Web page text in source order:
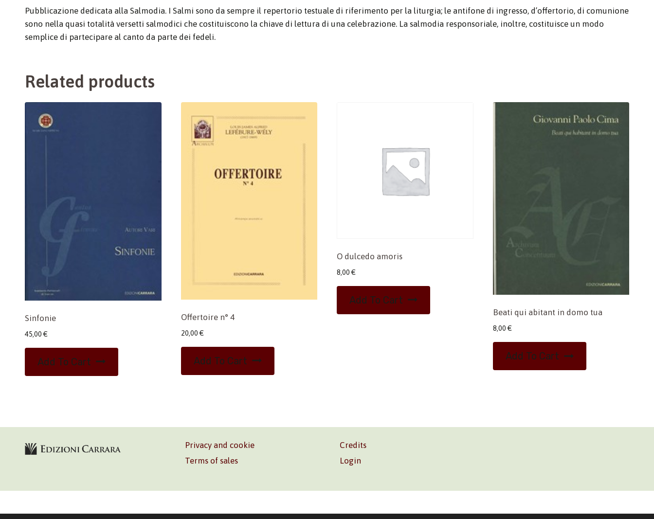
Pubblicazione dedicata alla Salmodia. I Salmi sono da sempre il repertorio testuale di riferimento per la liturgia; le antifone di ingresso, d’offertorio, di comunione
sono nella quasi totalità versetti salmodici che costituiscono la chiave di lettura di una celebrazione. La salmodia responsoriale, inoltre, costituisce un modo
semplice di partecipare al canto da parte dei fedeli.
Related products
Sinfonie
45,00 €
Add To Cart
Offertoire n° 4
20,00 €
Add To Cart
O dulcedo amoris
8,00 €
Add To Cart
Beati qui abitant in domo tua
8,00 €
Add To Cart
Privacy and cookie
Terms of sales
Credits
Login